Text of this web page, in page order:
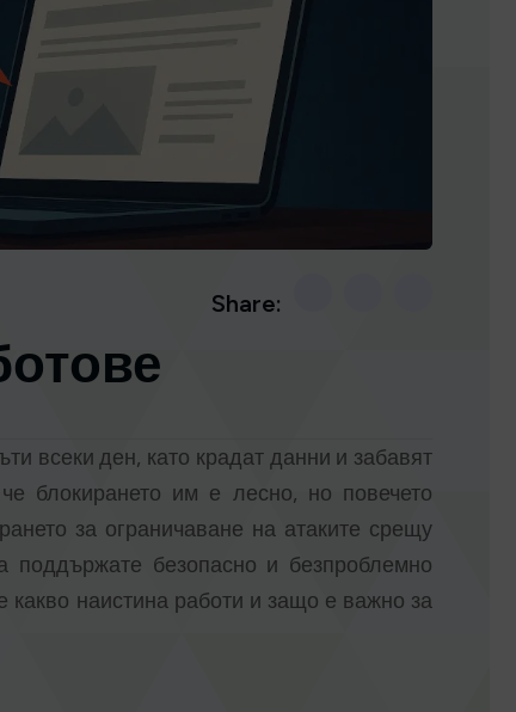
Share:
всеки ден, като крадат данни и забавят
блокирането им е лесно, но повечето
за ограничаване на атаките срещу
поддържате безопасно и безпроблемно
наистина работи и защо е важно за